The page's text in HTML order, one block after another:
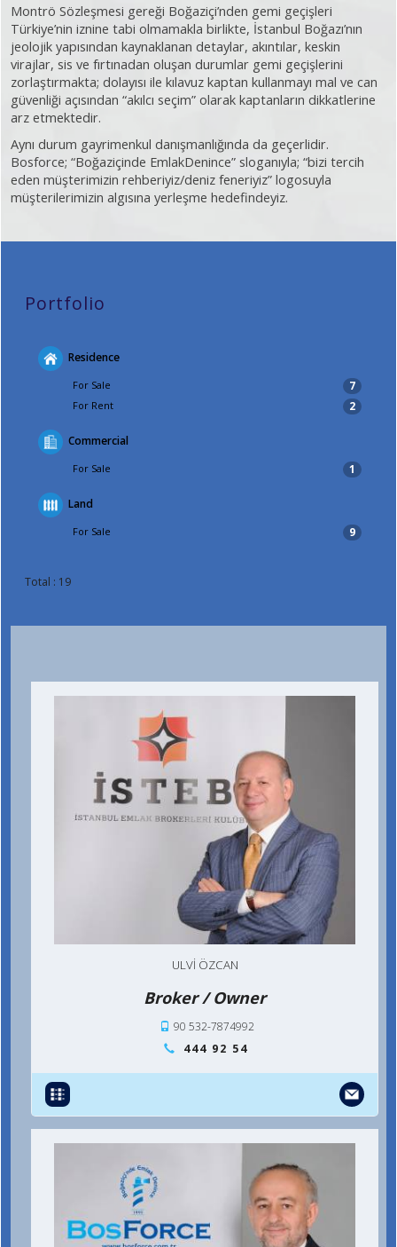
Montrö Sözleşmesi gereği Boğaziçi’nden gemi geçişleri
Türkiye’nin iznine tabi olmamakla birlikte, İstanbul Boğazı’nın
jeolojik yapısından kaynaklanan detaylar, akıntılar, keskin
virajlar, sis ve fırtınadan oluşan durumlar gemi geçişlerini
zorlaştırmakta; dolayısı ile kılavuz kaptan kullanmayı mal ve can
güvenliği açısından “akılcı seçim” olarak kaptanların dikkatlerine
arz etmektedir.
Aynı durum gayrimenkul danışmanlığında da geçerlidir.
Bosforce; “Boğaziçinde EmlakDenince” sloganıyla; “bizi tercih
eden müşterimizin rehberiyiz/deniz feneriyiz” logosuyla
müşterilerimizin algısına yerleşme hedefindeyiz.
Portfolio
Residence
For Sale 7
For Rent 2
Commercial
For Sale 1
Land
For Sale 9
Total : 19
ULVI ÖZCAN
Broker / Owner
90 532-7874992
444 92 54